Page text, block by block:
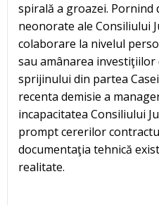
spirală a groazei. Pornind
neonorate ale Consiliului
colaborare la nivelul
sau amânarea investiţiilor
sprijinului din partea
recenta demisie a
incapacitatea Consiliului
prompt cererilor
documentaţia tehnică
realitate.